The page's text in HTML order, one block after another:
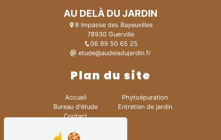
AU DELÀ DU JARDIN
8 Impasse des Bayeuvilles
78930 Guerville
06 89 50 65 25
etude@audeladujardin.fr
Plan du site
Accueil
Bureau d'étude
Contact
Phytoépuration
Entretien de jardin